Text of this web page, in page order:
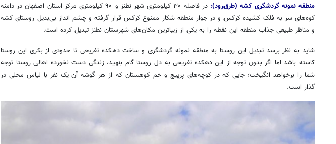
منطقه نمونه گردشگری کشه (طرق‌رود):
در فاصله ۳۰ کیلومتری شهر نطنز و ۹۰ کیلومتری مرکز استان اصفهان در دامنه
کوه‌های سر به فلک کشیده کرکس و در جوار منطقه شکار ممنوع کرکس قرار گرفته و چشم انداز بی‌بدیل روستای کشه
و مناظر طبیعی جذاب منطقه این نقطه را به یکی از زیباترین مکان‌های شهرستان نطنز تبدیل کرده است.
شاید به نظر برسد تبدیل این روستا به منطقه نمونه گردشگری و ساخت ‌دهکده تفریحی تا حدودی از بکری این روستا
کاسته باشد اما اگر بدون توجه از این دهکده تفریحی به دل روستا گام بنهید، زندگی دست نخورده اهالی روستا توجه
شما را برخواهد انگیخت؛ جایی که در کوچه‌های پرپیچ و خم کوهستان که از هر گوشه آن یک نفر با لباس محلی در
گذار است.